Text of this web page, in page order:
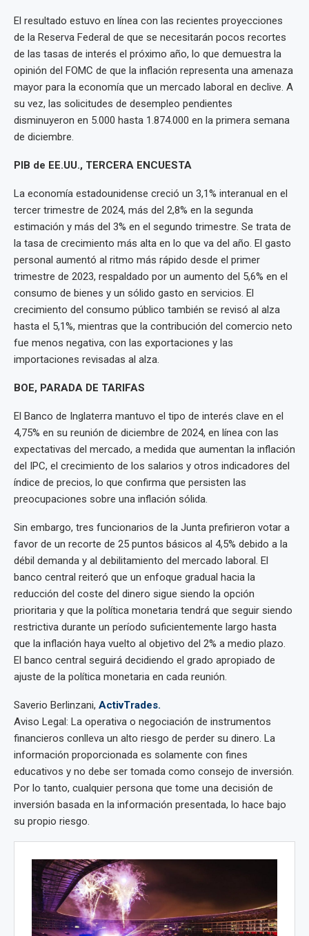
El resultado estuvo en línea con las recientes proyecciones
de la Reserva Federal de que se necesitarán pocos recortes
de las tasas de interés el próximo año, lo que demuestra la
opinión del FOMC de que la inflación representa una amenaza
mayor para la economía que un mercado laboral en declive. A
su vez, las solicitudes de desempleo pendientes
disminuyeron en 5.000 hasta 1.874.000 en la primera semana
de diciembre.
PIB de EE.UU., TERCERA ENCUESTA
La economía estadounidense creció un 3,1% interanual en el
tercer trimestre de 2024, más del 2,8% en la segunda
estimación y más del 3% en el segundo trimestre. Se trata de
la tasa de crecimiento más alta en lo que va del año. El gasto
personal aumentó al ritmo más rápido desde el primer
trimestre de 2023, respaldado por un aumento del 5,6% en el
consumo de bienes y un sólido gasto en servicios. El
crecimiento del consumo público también se revisó al alza
hasta el 5,1%, mientras que la contribución del comercio neto
fue menos negativa, con las exportaciones y las
importaciones revisadas al alza.
BOE, PARADA DE TARIFAS
El Banco de Inglaterra mantuvo el tipo de interés clave en el
4,75% en su reunión de diciembre de 2024, en línea con las
expectativas del mercado, a medida que aumentan la inflación
del IPC, el crecimiento de los salarios y otros indicadores del
índice de precios, lo que confirma que persisten las
preocupaciones sobre una inflación sólida.
Sin embargo, tres funcionarios de la Junta prefirieron votar a
favor de un recorte de 25 puntos básicos al 4,5% debido a la
débil demanda y al debilitamiento del mercado laboral. El
banco central reiteró que un enfoque gradual hacia la
reducción del coste del dinero sigue siendo la opción
prioritaria y que la política monetaria tendrá que seguir siendo
restrictiva durante un período suficientemente largo hasta
que la inflación haya vuelto al objetivo del 2% a medio plazo.
El banco central seguirá decidiendo el grado apropiado de
ajuste de la política monetaria en cada reunión.
Saverio Berlinzani, ActivTrades.
Aviso Legal: La operativa o negociación de instrumentos
financieros conlleva un alto riesgo de perder su dinero. La
información proporcionada es solamente con fines
educativos y no debe ser tomada como consejo de inversión.
Por lo tanto, cualquier persona que tome una decisión de
inversión basada en la información presentada, lo hace bajo
su propio riesgo.